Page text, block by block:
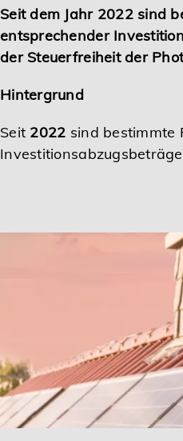
Seit dem Jahr 2022 sind
entsprechender
der Steuerfreiheit der
Hintergrund
Seit 2022 sind bestimmte